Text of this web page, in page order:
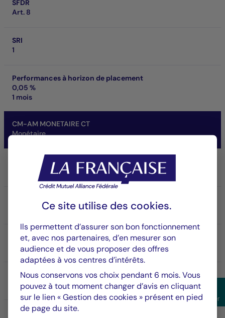
Filtrer
SFDR
Art. 8
SRI
1
Performances à horizon de placement
0,05 %
1 mois
CM-AM MONETAIRE CT
Monétaire
Part/Classe
FR0007041090
VL
153 651,11 €
06/08/2026
Actif net du fonds
860,29 M €
SFDR
Ce site utilise des cookies.
Ils permettent d’assurer son bon fonctionnement
et, avec nos partenaires, d’en mesurer son
audience et de vous proposer des offres
adaptées à vos centres d’intérêts.
Nous conservons vos choix pendant 6 mois. Vous
pouvez à tout moment changer d’avis en cliquant
sur le lien « Gestion des cookies » présent en pied
de page du site.